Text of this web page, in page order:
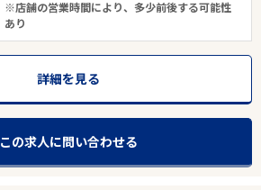
※店舗の営業時間により、多少前後する可能性
あり
詳細を見る
この求人に問い合わせる